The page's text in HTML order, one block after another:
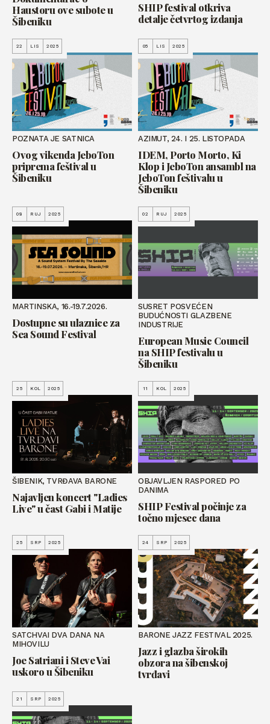
Haustoru ove subote u
Šibeniku
SHIP festival otkriva
detalje četvrtog izdanja
22 LIS 2025
POZNATA JE SATNICA
Ovog vikenda JeboTon
priprema feštival u
Šibeniku
05 LIS 2025
AZIMUT, 24. I 25. LISTOPADA
IDEM, Porto Morto, Ki
Klop i JeboTon ansambl na
JeboTon feštivalu u
Šibeniku
08 RUJ 2025
MARTINSKA, 16.-19.7.2026.
Dostupne su ulaznice za
Sea Sound Festival
02 RUJ 2025
SUSRET POSVEĆEN
BUDUĆNOSTI GLAZBENE
INDUSTRIJE
European Music Council
na SHIP festivalu u
Šibeniku
25 KOL 2025
ŠIBENIK, TVRĐAVA BARONE
Najavljen koncert "Ladies
Live" u čast Gabi i Matije
11 KOL 2025
OBJAVLJEN RASPORED PO
DANIMA
SHIP Festival počinje za
točno mjesec dana
25 SRP 2025
SATCHVAI DVA DANA NA
MIHOVILU
Joe Satriani i Steve Vai
uskoro u Šibeniku
24 SRP 2025
BARONE JAZZ FESTIVAL 2025.
Jazz i glazba širokih
obzora na šibenskoj
tvrđavi
21 SRP 2025